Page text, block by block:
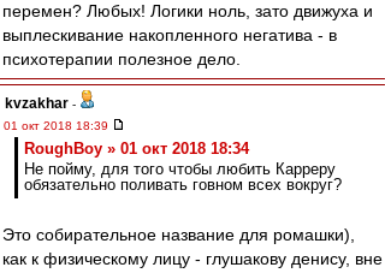
перемен? Любых! Логики ноль, зато движуха и
выплескивание накопленного негатива - в
психотерапии полезное дело.
kvzakhar -
01 окт 2018 18:39
RoughBoy » 01 окт 2018 18:34
Не пойму, для того чтобы любить Карреру
обязательно поливать говном всех вокруг?
Это собирательное название для ромашки),
как к физическому лицу - глушакову денису, вне